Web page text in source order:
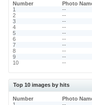
Number Photo
1
--
2
--
3
--
4
--
5
--
6
--
7
--
8
--
9
--
10
--
Top 10 images by hits
Number Photo